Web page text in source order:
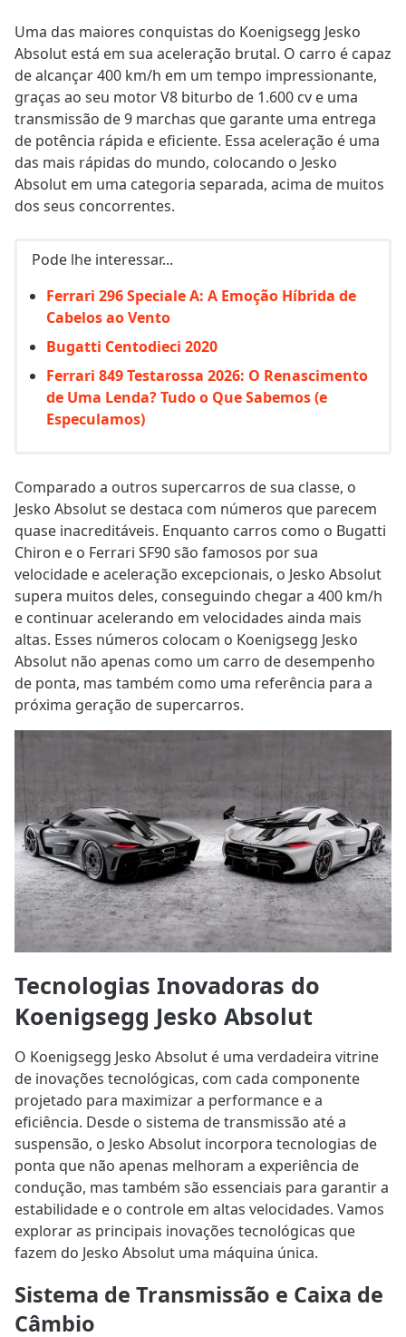
Uma das maiores conquistas do Koenigsegg Jesko
Absolut está em sua aceleração brutal. O carro é capaz
de alcançar 400 km/h em um tempo impressionante,
graças ao seu motor V8 biturbo de 1.600 cv e uma
transmissão de 9 marchas que garante uma entrega
de potência rápida e eficiente. Essa aceleração é uma
das mais rápidas do mundo, colocando o Jesko
Absolut em uma categoria separada, acima de muitos
dos seus concorrentes.
Pode lhe interessar...
Ferrari 296 Speciale A: A Emoção Híbrida de
Cabelos ao Vento
Bugatti Centodieci 2020
Ferrari 849 Testarossa 2026: O Renascimento
de Uma Lenda? Tudo o Que Sabemos (e
Especulamos)
Comparado a outros supercarros de sua classe, o
Jesko Absolut se destaca com números que parecem
quase inacreditáveis. Enquanto carros como o Bugatti
Chiron e o Ferrari SF90 são famosos por sua
velocidade e aceleração excepcionais, o Jesko Absolut
supera muitos deles, conseguindo chegar a 400 km/h
e continuar acelerando em velocidades ainda mais
altas. Esses números colocam o Koenigsegg Jesko
Absolut não apenas como um carro de desempenho
de ponta, mas também como uma referência para a
próxima geração de supercarros.
Tecnologias Inovadoras do
Koenigsegg Jesko Absolut
O Koenigsegg Jesko Absolut é uma verdadeira vitrine
de inovações tecnológicas, com cada componente
projetado para maximizar a performance e a
eficiência. Desde o sistema de transmissão até a
suspensão, o Jesko Absolut incorpora tecnologias de
ponta que não apenas melhoram a experiência de
condução, mas também são essenciais para garantir a
estabilidade e o controle em altas velocidades. Vamos
explorar as principais inovações tecnológicas que
fazem do Jesko Absolut uma máquina única.
Sistema de Transmissão e Caixa de
Câmbio